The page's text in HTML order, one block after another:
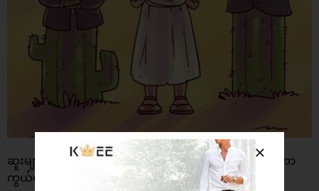
ဆူးများတဲ့ ရှားစောင်းပင် ဟာမကောင်းတဲ့ အရာတွေကနေ ကာ
ကွယ်ပေးတယ်လို့ အယူရှိကြတယ်။